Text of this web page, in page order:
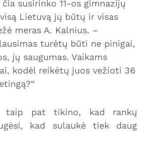
susirinko 11-os gimnazijų
Lietuvą jų būtų ir visas
meras A. Kalnius. –
turėtų būti ne pinigai,
jų saugumas. Vaikams
kodėl reikėtų juos vežioti 36
taip pat tikino, kad rankų
kad sulaukė tiek daug